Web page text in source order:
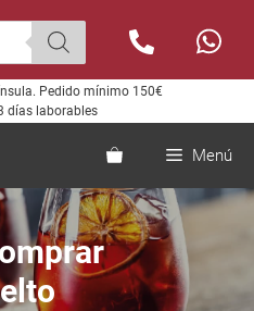
Pedido mínimo 150€
días laborables
Menú